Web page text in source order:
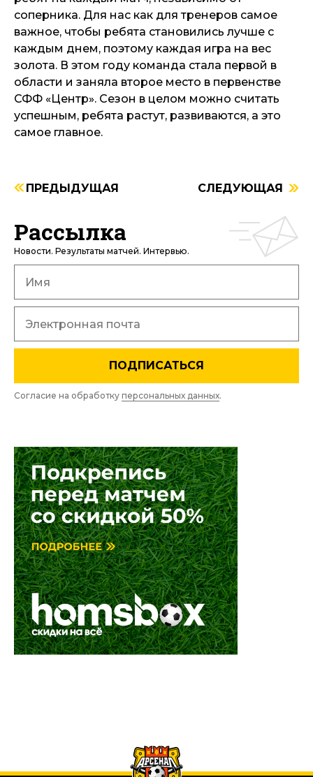
соперника. Для нас как для тренеров самое
важное, чтобы ребята становились лучше с
каждым днем, поэтому каждая игра на вес
золота. В этом году команда стала первой в
области и заняла второе место в первенстве
СФФ «Центр». Сезон в целом можно считать
успешным, ребята растут, развиваются, а это
самое главное.
ПРЕДЫДУЩАЯ СЛЕДУЮЩАЯ
Рассылка
Новости. Результаты матчей. Интервью.
ПОДПИСАТЬСЯ
Согласие на обработку персональных данных.